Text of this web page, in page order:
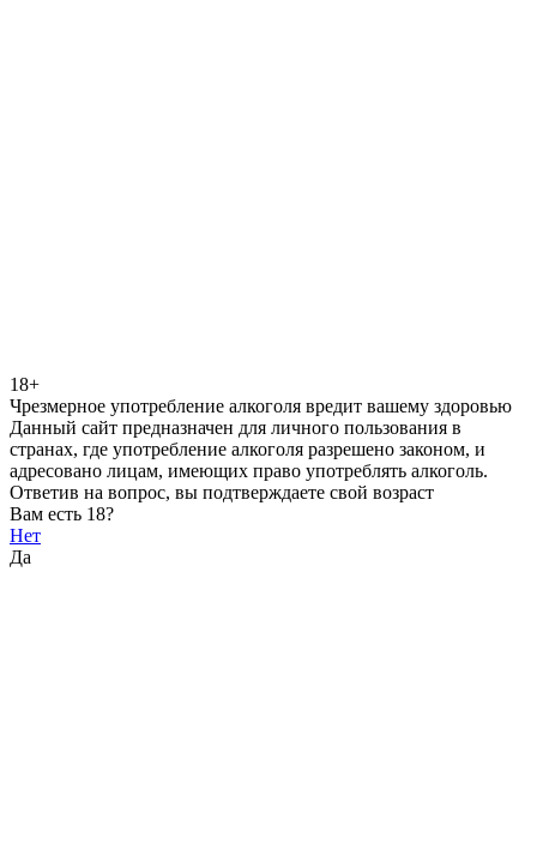
18+
Чрезмерное употребление алкоголя вредит вашему здоровью
Данный сайт предназначен для личного пользования в
странах, где употребление алкоголя разрешено законом, и
адресовано лицам, имеющих право употреблять алкоголь.
Ответив на вопрос, вы подтверждаете свой возраст
Вам есть 18?
Нет
Да